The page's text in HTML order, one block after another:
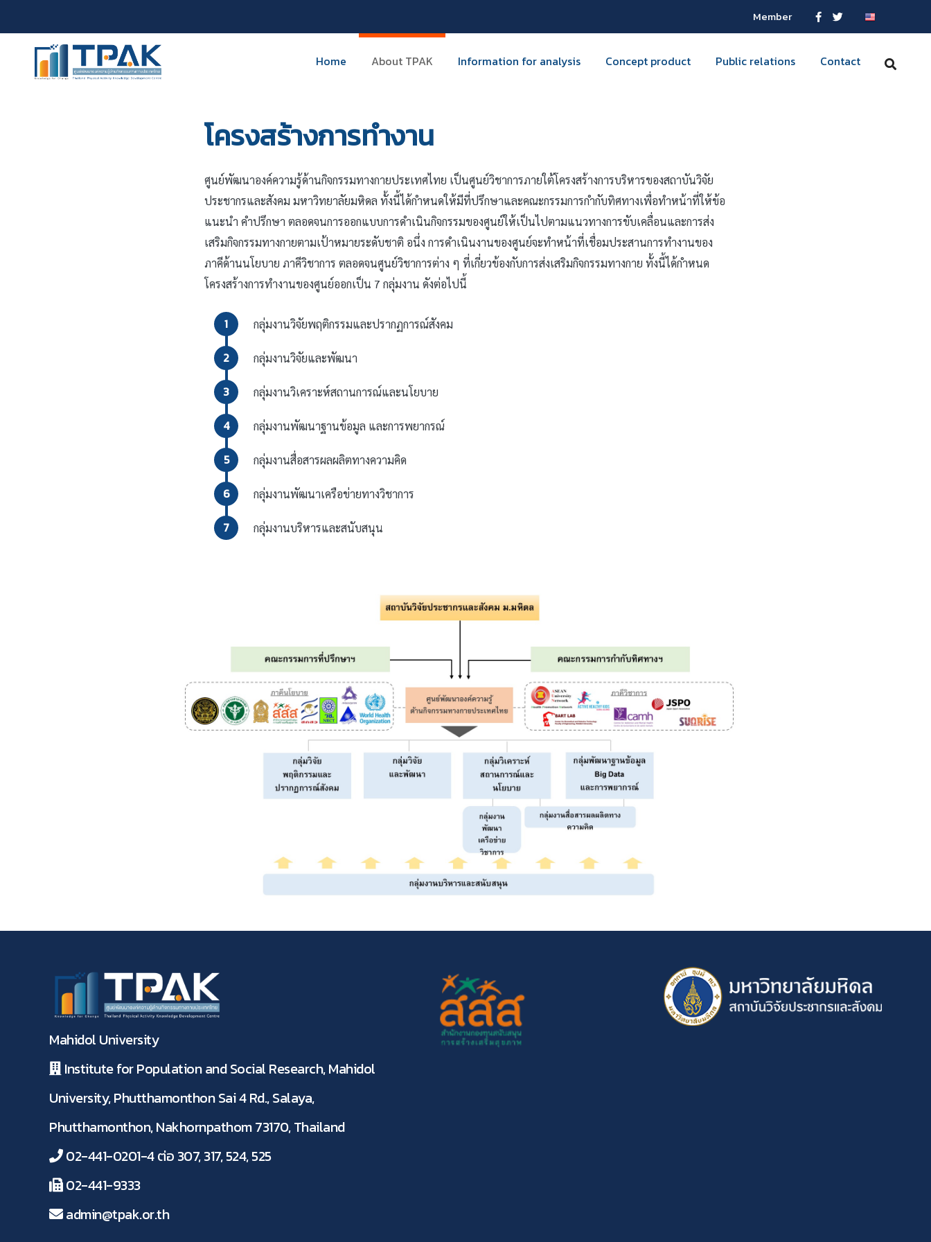
Member
Home About TPAK Information for analysis Concept product Public relations Contact
โครงสร้างการทำงาน
ศูนย์พัฒนาองค์ความรู้ด้านกิจกรรมทางกายประเทศไทย เป็นศูนย์วิชาการภายใต้โครงสร้างการบริหารของสถาบันวิจัย
ประชากรและสังคม มหาวิทยาลัยมหิดล ทั้งนี้ได้กำหนดให้มีที่ปรึกษาและคณะกรรมการกำกับทิศทางเพื่อทำหน้าที่ให้ข้อ
แนะนำ คำปรึกษา ตลอดจนการออกแบบการดำเนินกิจกรรมของศูนย์ให้เป็นไปตามแนวทางการขับเคลื่อนและการส่ง
เสริมกิจกรรมทางกายตามเป้าหมายระดับชาติ อนึ่ง การดำเนินงานของศูนย์จะทำหน้าที่เชื่อมประสานการทำงานของ
ภาคีด้านนโยบาย ภาคีวิชาการ ตลอดจนศูนย์วิชาการต่าง ๆ ที่เกี่ยวข้องกับการส่งเสริมกิจกรรมทางกาย ทั้งนี้ได้กำหนด
โครงสร้างการทำงานของศูนย์ออกเป็น 7 กลุ่มงาน ดังต่อไปนี้
1 กลุ่มงานวิจัยพฤติกรรมและปรากฏการณ์สังคม
2 กลุ่มงานวิจัยและพัฒนา
3 กลุ่มงานวิเคราะห์สถานการณ์และนโยบาย
4 กลุ่มงานพัฒนาฐานข้อมูล และการพยากรณ์
5 กลุ่มงานสื่อสารผลผลิตทางความคิด
6 กลุ่มงานพัฒนาเครือข่ายทางวิชาการ
7 กลุ่มงานบริหารและสนับสนุน
Mahidol University
Institute for Population and Social Research, Mahidol
University, Phutthamonthon Sai 4 Rd., Salaya,
Phutthamonthon, Nakhornpathom 73170, Thailand
02-441-0201-4 ต่อ 307, 317, 524, 525
02-441-9333
admin@tpak.or.th